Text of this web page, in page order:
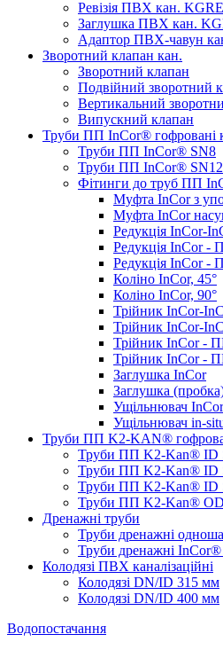
Ревізія ПВХ кан. KGRE
Заглушка ПВХ кан.
Адаптор ПВХ-чавун
Зворотний клапан кан.
Зворотний клапан
Подвійний зворотний
Вертикальний
Випускний клапан
Труби ПП InCor® гофровані
Труби ПП InCor® SN8
Труби ПП InCor® SN12
Фітинги до труб ПП
Муфта InCor з
Муфта InCor
Редукція InCor-
Редукція InCor -
Редукція InCor -
Коліно InCor, 45°
Коліно InCor, 90°
Трійник InCor-
Трійник InCor-
Трійник InCor -
Трійник InCor -
Заглушка InCor
Заглушка
Ущільнювач InCor
Ущільнювач in-
Труби ПП K2-KAN®
Труби ПП K2-Kan® ID
Труби ПП K2-Kan® ID
Труби ПП K2-Kan® ID
Труби ПП K2-Kan®
Дренажні труби
Труби дренажні
Труби дренажні
Колодязі ПВХ каналізаційні
Колодязі DN/ID 315 мм
Колодязі DN/ID 400 мм
Водопостачання